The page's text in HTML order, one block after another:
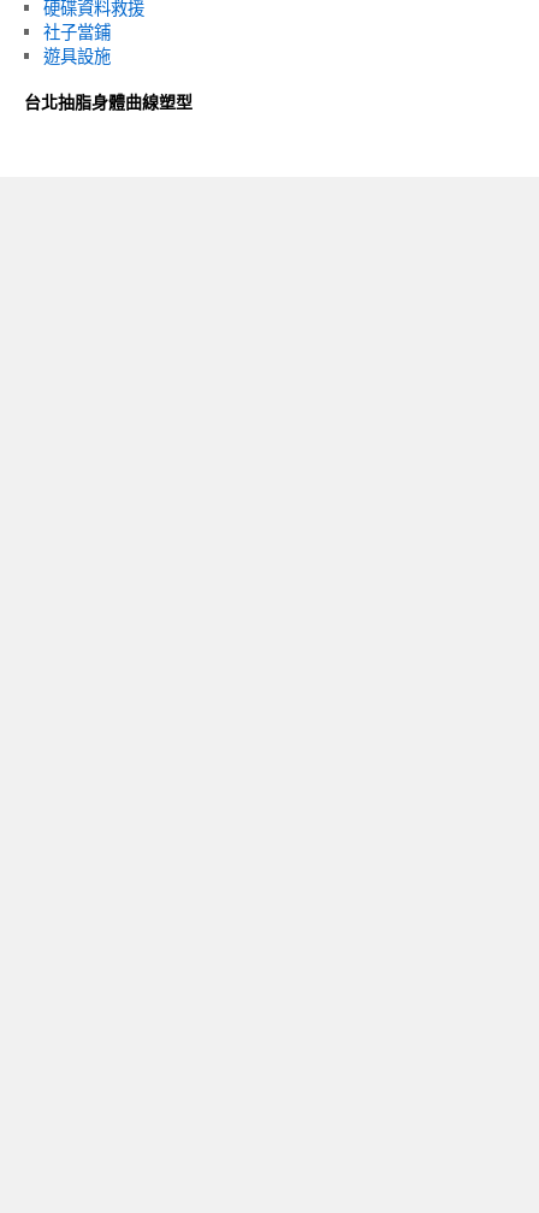
硬碟資料救援
社子當鋪
遊具設施
台北抽脂身體曲線塑型